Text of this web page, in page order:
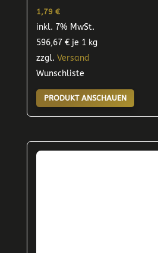
1,79 €
inkl. 7% MwSt.
596,67 €je 1 kg
zzgl. Versand
Wunschliste
PRODUKT ANSCHAUEN